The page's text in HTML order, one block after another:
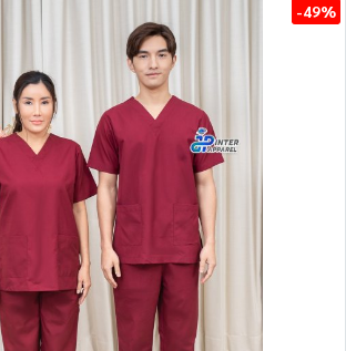
-49%